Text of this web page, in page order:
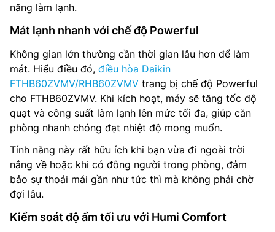
năng làm lạnh.
Mát lạnh nhanh với chế độ Powerful
Không gian lớn thường cần thời gian lâu hơn để làm
mát. Hiểu điều đó, điều hòa Daikin
FTHB60ZVMV/RHB60ZVMV trang bị chế độ Powerful
cho FTHB60ZVMV. Khi kích hoạt, máy sẽ tăng tốc độ
quạt và công suất làm lạnh lên mức tối đa, giúp căn
phòng nhanh chóng đạt nhiệt độ mong muốn.
Tính năng này rất hữu ích khi bạn vừa đi ngoài trời
nắng về hoặc khi có đông người trong phòng, đảm
bảo sự thoải mái gần như tức thì mà không phải chờ
đợi lâu.
Kiểm soát độ ẩm tối ưu với Humi Comfort